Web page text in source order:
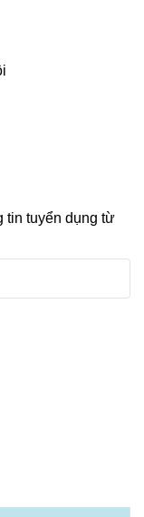
tin tuyển dụng từ